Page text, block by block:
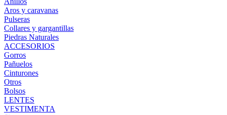
Aros y caravanas
Pulseras
Collares y gargantillas
Piedras Naturales
ACCESORIOS
Gorros
Pañuelos
Cinturones
Otros
Bolsos
LENTES
VESTIMENTA